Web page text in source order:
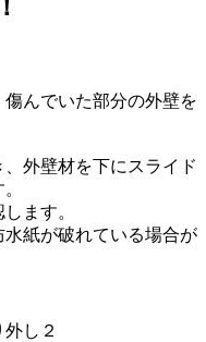
んでいた部分の外壁を
外壁材を下にスライド
ます。
紙が破れている場合が
外し２